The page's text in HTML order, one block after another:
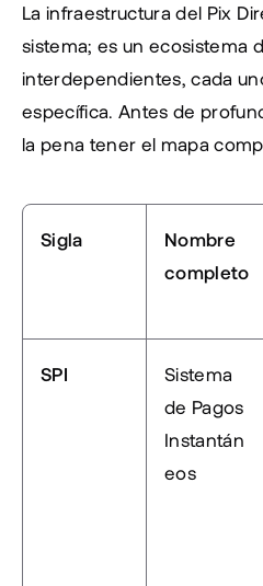
La infraestructura del Pix
sistema; es un ecosistema
interdependientes, cada
específica. Antes de
la pena tener el mapa
Sigla
Nombre
completo
SPI
Sistema
de Pagos
Instantán
eos